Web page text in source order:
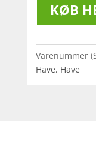
KØB
Varenummer
Have, Have